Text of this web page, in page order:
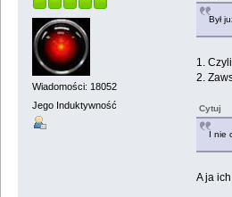
Wiadomości: 18052
Jego Induktywność
Był
1.
2.
Cytuj
I nie
A ja